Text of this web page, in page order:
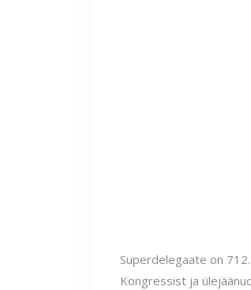
Superdelegaate on
Kongressist ja